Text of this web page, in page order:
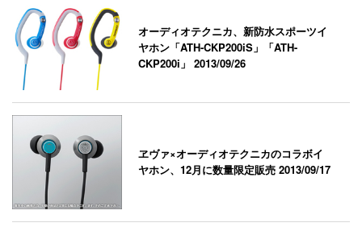
オーディオテクニカ、新防水スポーツイ
ヤホン「ATH-CKP200iS」「ATH-
CKP200i」2013/09/26
ヱヴァ×オーディオテクニカのコラボイ
ヤホン、12月に数量限定販売2013/09/17